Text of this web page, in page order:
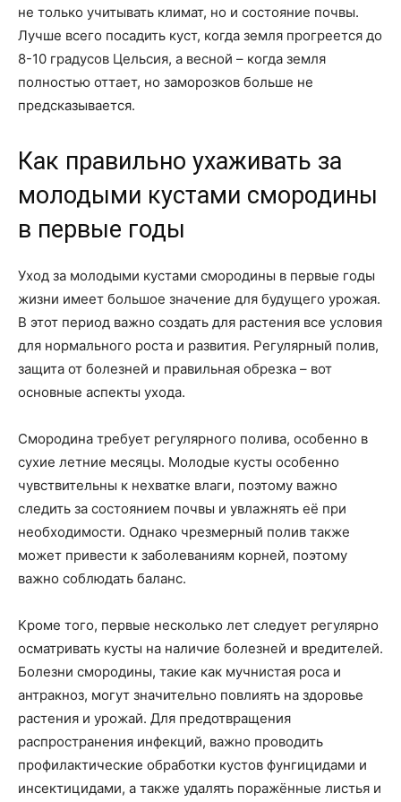
не только учитывать климат, но и состояние почвы.
Лучше всего посадить куст, когда земля прогреется до
8-10 градусов Цельсия, а весной – когда земля
полностью оттает, но заморозков больше не
предсказывается.
Как правильно ухаживать за
молодыми кустами смородины
в первые годы
Уход за молодыми кустами смородины в первые годы
жизни имеет большое значение для будущего урожая.
В этот период важно создать для растения все условия
для нормального роста и развития. Регулярный полив,
защита от болезней и правильная обрезка – вот
основные аспекты ухода.
Смородина требует регулярного полива, особенно в
сухие летние месяцы. Молодые кусты особенно
чувствительны к нехватке влаги, поэтому важно
следить за состоянием почвы и увлажнять её при
необходимости. Однако чрезмерный полив также
может привести к заболеваниям корней, поэтому
важно соблюдать баланс.
Кроме того, первые несколько лет следует регулярно
осматривать кусты на наличие болезней и вредителей.
Болезни смородины, такие как мучнистая роса и
антракноз, могут значительно повлиять на здоровье
растения и урожай. Для предотвращения
распространения инфекций, важно проводить
профилактические обработки кустов фунгицидами и
инсектицидами, а также удалять поражённые листья и